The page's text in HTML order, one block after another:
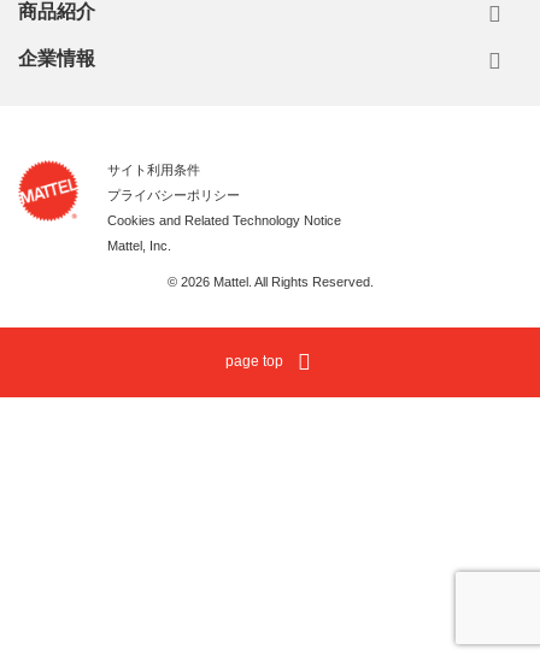
商品紹介
企業情報
サイト利用条件
プライバシーポリシー
Cookies and Related Technology Notice
Mattel, Inc.
© 2026 Mattel. All Rights Reserved.
page top